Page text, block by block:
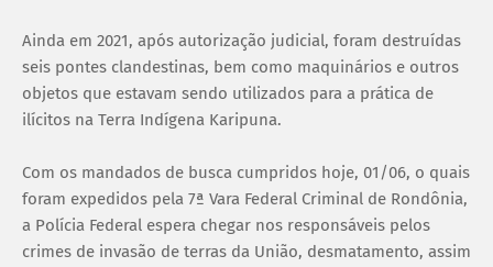
Ainda em 2021, após autorização judicial, foram destruídas
seis pontes clandestinas, bem como maquinários e outros
objetos que estavam sendo utilizados para a prática de
ilícitos na Terra Indígena Karipuna.
Com os mandados de busca cumpridos hoje, 01/06, o quais
foram expedidos pela 7ª Vara Federal Criminal de Rondônia,
a Polícia Federal espera chegar nos responsáveis pelos
crimes de invasão de terras da União, desmatamento, assim